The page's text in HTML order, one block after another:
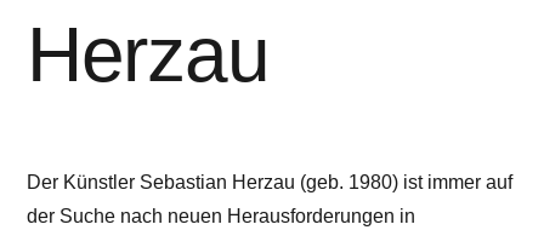
Herzau
Der Künstler Sebastian Herzau (geb. 1980) ist immer auf
der Suche nach neuen Herausforderungen in